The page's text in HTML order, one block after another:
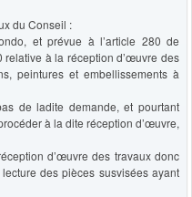
du Conseil :
et prévue à l’article 280 de
relative à la réception d’œuvre des
peintures et embellissements à
de ladite demande, et pourtant
à la dite réception d’œuvre,
d’œuvre des travaux donc
des pièces susvisées ayant